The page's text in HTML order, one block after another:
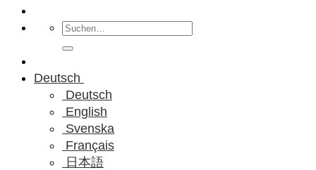
Suchen
nach:
Deutsch
Deutsch
English
Svenska
Français
日本語